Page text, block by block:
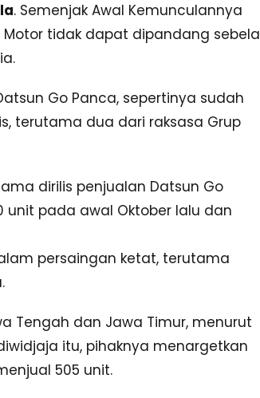
. Semenjak Awal Kemunculannya
tidak dapat dipandang sebela
Go Panca, sepertinya sudah
terutama dua dari raksasa Grup
dirilis penjualan Datsun Go
unit pada awal Oktober lalu dan
persaingan ketat, terutama
Tengah dan Jawa Timur, menurut
itu, pihaknya menargetkan
505 unit.